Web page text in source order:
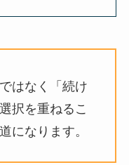
はなく「続け
択を重ねるこ
になります。